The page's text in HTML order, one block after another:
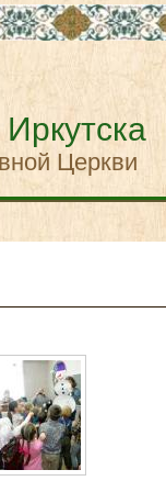
Церкви